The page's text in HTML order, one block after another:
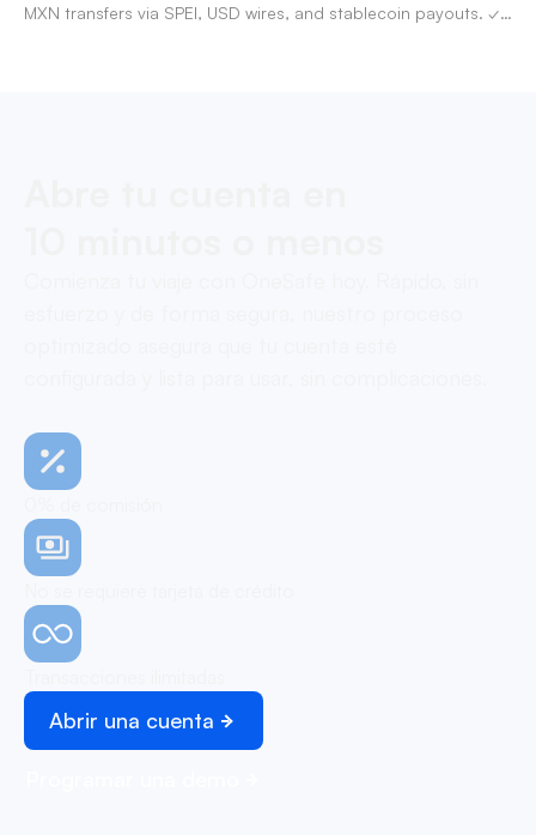
MXN transfers via SPEI, USD wires, and stablecoin payouts. ✓
Abrir una cuenta